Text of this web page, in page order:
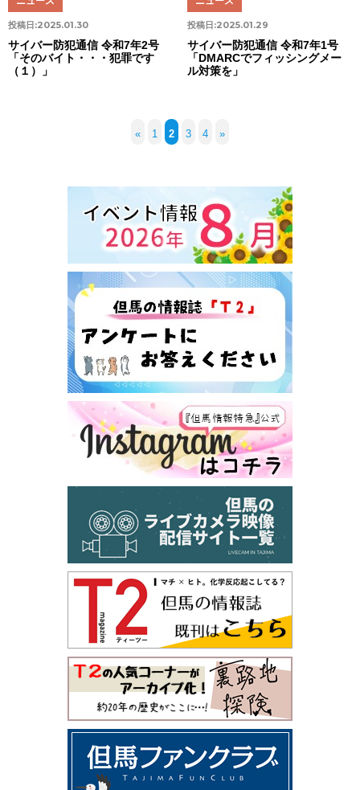
投稿日:2025.01.30
サイバー防犯通信 令和7年2号
「そのバイト・・・犯罪です
（１）」
投稿日:2025.01.29
サイバー防犯通信 令和7年1号
「DMARCでフィッシングメー
ル対策を」
« 1 2 3 4 »